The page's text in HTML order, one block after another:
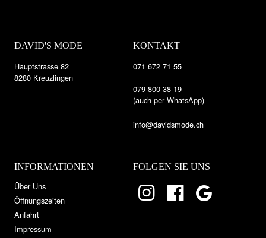
DAVID'S MODE
Hauptstrasse 82
8280 Kreuzlingen
KONTAKT
071 672 71 55
079 800 38 19
(auch per WhatsApp)
info@davidsmode.ch
INFORMATIONEN
Über Uns
Öffnungszeiten
Anfahrt
Impressum
FOLGEN SIE UNS